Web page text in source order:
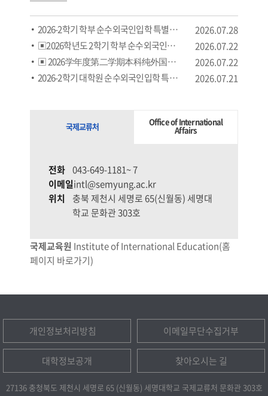
2026-2학기 학부 순수외국인입학 특별전형 4차 ...
2026.07.28
▣2026학년도 2학기 학부 순수외국인입학특별전형추...
2026.07.22
▣ 2026学年度第二学期本科纯外国人特别招生（追加募集...
2026.07.22
2026-2학기 대학원 순수외국인입학 특별전형 합격...
2026.07.21
국제교류처
전화 043-649-1181~ 7
이메일intl@semyung.ac.kr
위치
충북 제천시 세명로 65(신월동) 세명대
학교 문화관 303호
Office of International
Affairs
국제교육원 Institute of International Education(홈
페이지 바로가기)
개인정보처리방침 이메일무단수집거부
대학정보공개 찾아오시는 길
27136 충청북도 제천시 세명로 65 (신월동) 세명대학교 국제교류처 문화관 303호